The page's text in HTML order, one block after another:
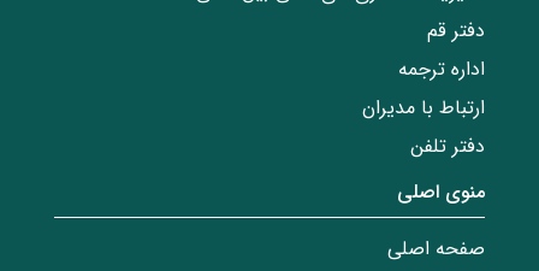
دفتر قم
اداره ترجمه
ارتباط با مدیران
دفتر تلفن
منوی اصلی
صفحه اصلی